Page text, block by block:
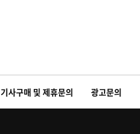
기사구매 및 제휴문의 광고문의